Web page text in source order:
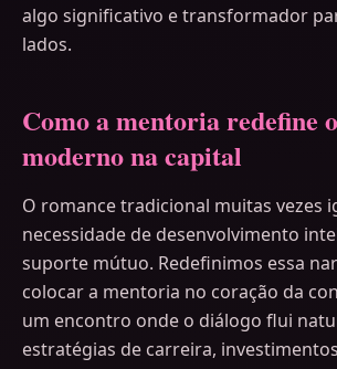
algo significativo e transformador
lados.
Como a mentoria redefine
moderno na capital
O romance tradicional muitas vezes
necessidade de desenvolvimento
suporte mútuo. Redefinimos essa
colocar a mentoria no coração da
um encontro onde o diálogo flui
estratégias de carreira,